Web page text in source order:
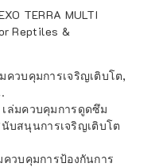
TERRA MULTI
Reptiles &
ควบคุมการเจริญเติบโต,
เล่มควบคุมการดูดซึม
บสนุนการเจริญเติบโต
ควบคุมการป้องกันการ